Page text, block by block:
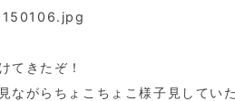
てきたぞ！
ながらちょこちょこ様子見してい